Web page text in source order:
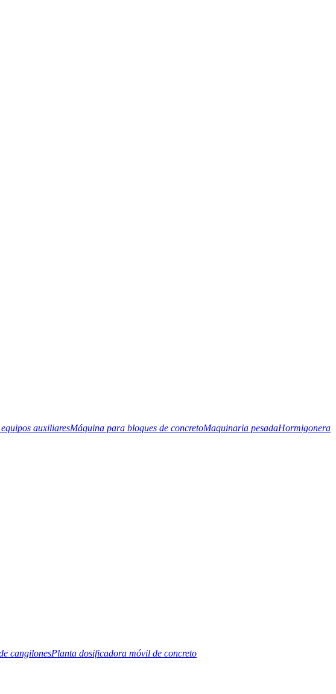
auxiliaresMáquina para bloques de concretoMaquinaria pesadaHormigonera
cangilonesPlanta dosificadora móvil de concreto